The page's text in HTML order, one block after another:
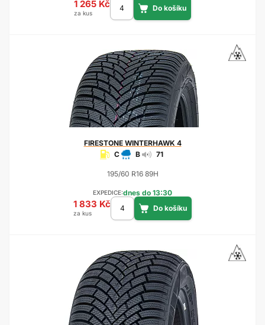
1 265 Kč
za kus
FIRESTONEWINTERHAWK 4
C
B 71
195/60 R16 89H
EXPEDICE:dnes do 13:30
1 833 Kč
za kus